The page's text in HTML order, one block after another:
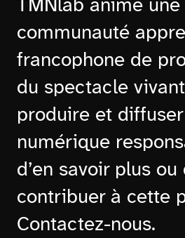
communauté
francophone de
du spectacle
produire et
numérique
d’en savoir plus ou
contribuer à cette
Contactez-nous.